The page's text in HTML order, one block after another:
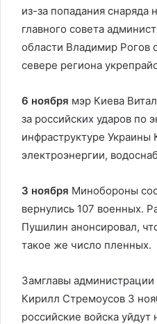
из-за попадания снаряда
главного совета
области Владимир Рогов
севере региона
6 ноября мэр Киева
за российских ударов по
инфраструктуре Украины
электроэнергии,
3 ноября Минобороны
вернулись 107 военных.
Пушилин анонсировал,
такое же число пленных.
Замглавы
Кирилл Стремоусов 3
российские войска